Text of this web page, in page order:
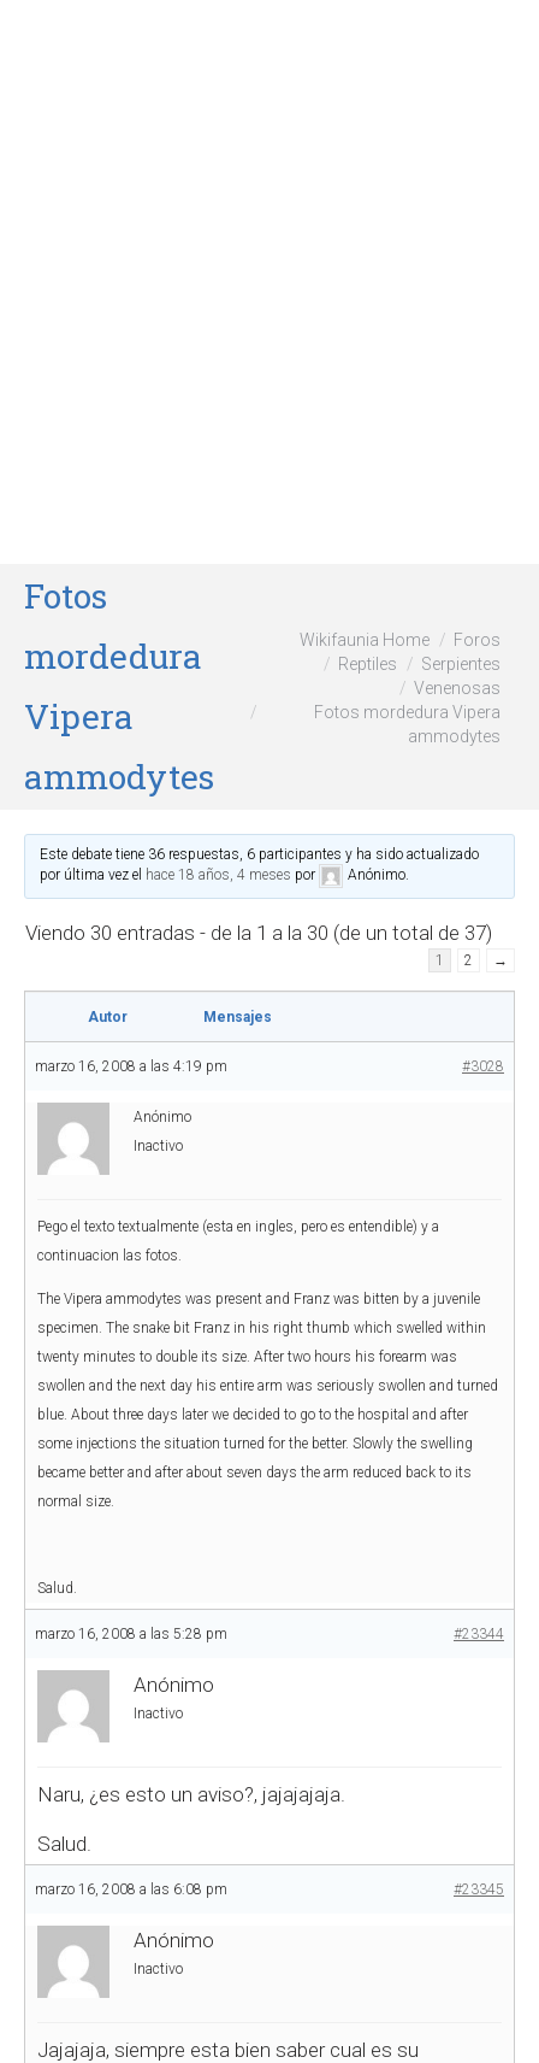
Fotos
mordedura
Vipera
ammodytes
Wikifaunia Home
Foros
Reptiles
Serpientes
Venenosas
Fotos mordedura Vipera
ammodytes
Este debate tiene 36 respuestas, 6 participantes y ha sido actualizado
por última vez el hace 18 años, 4 meses por Anónimo.
Viendo 30 entradas - de la 1 a la 30 (de un total de 37)
1 2 →
Autor Mensajes
marzo 16, 2008 a las 4:19 pm #3028
Anónimo
Inactivo
Pego el texto textualmente (esta en ingles, pero es entendible) y a
continuacion las fotos.
The Vipera ammodytes was present and Franz was bitten by a juvenile
specimen. The snake bit Franz in his right thumb which swelled within
twenty minutes to double its size. After two hours his forearm was
swollen and the next day his entire arm was seriously swollen and turned
blue. About three days later we decided to go to the hospital and after
some injections the situation turned for the better. Slowly the swelling
became better and after about seven days the arm reduced back to its
normal size.
Salud.
marzo 16, 2008 a las 5:28 pm #23344
Anónimo
Inactivo
Naru, ¿es esto un aviso?, jajajajaja.
Salud.
marzo 16, 2008 a las 6:08 pm #23345
Anónimo
Inactivo
Jajajaja, siempre esta bien saber cual es su